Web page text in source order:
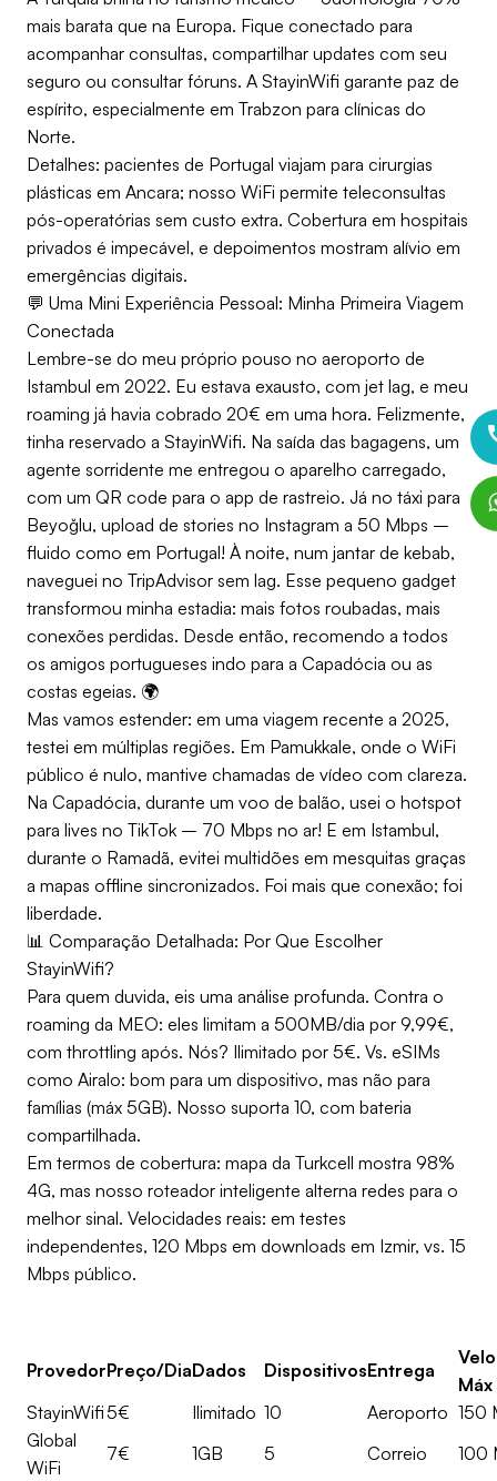
mais barata que na Europa. Fique conectado para
acompanhar consultas, compartilhar updates com seu
seguro ou consultar fóruns. A StayinWifi garante paz de
espírito, especialmente em Trabzon para clínicas do
Norte.
Detalhes: pacientes de Portugal viajam para cirurgias
plásticas em Ancara; nosso WiFi permite teleconsultas
pós-operatórias sem custo extra. Cobertura em hospitais
privados é impecável, e depoimentos mostram alívio em
emergências digitais.
💬 Uma Mini Experiência Pessoal: Minha Primeira Viagem
Conectada
Lembre-se do meu próprio pouso no aeroporto de
Istambul em 2022. Eu estava exausto, com jet lag, e meu
roaming já havia cobrado 20€ em uma hora. Felizmente,
tinha reservado a StayinWifi. Na saída das bagagens, um
agente sorridente me entregou o aparelho carregado,
com um QR code para o app de rastreio. Já no táxi para
Beyoğlu, upload de stories no Instagram a 50 Mbps –
fluido como em Portugal! À noite, num jantar de kebab,
naveguei no TripAdvisor sem lag. Esse pequeno gadget
transformou minha estadia: mais fotos roubadas, mais
conexões perdidas. Desde então, recomendo a todos
os amigos portugueses indo para a Capadócia ou as
costas egeias. 🌍
Mas vamos estender: em uma viagem recente a 2025,
testei em múltiplas regiões. Em Pamukkale, onde o WiFi
público é nulo, mantive chamadas de vídeo com clareza.
Na Capadócia, durante um voo de balão, usei o hotspot
para lives no TikTok – 70 Mbps no ar! E em Istambul,
durante o Ramadã, evitei multidões em mesquitas graças
a mapas offline sincronizados. Foi mais que conexão; foi
liberdade.
📊 Comparação Detalhada: Por Que Escolher
StayinWifi?
Para quem duvida, eis uma análise profunda. Contra o
roaming da MEO: eles limitam a 500MB/dia por 9,99€,
com throttling após. Nós? Ilimitado por 5€. Vs. eSIMs
como Airalo: bom para um dispositivo, mas não para
famílias (máx 5GB). Nosso suporta 10, com bateria
compartilhada.
Em termos de cobertura: mapa da Turkcell mostra 98%
4G, mas nosso roteador inteligente alterna redes para o
melhor sinal. Velocidades reais: em testes
independentes, 120 Mbps em downloads em Izmir, vs. 15
Mbps público.
ProvedorPreço/DiaDados DispositivosEntrega
Máx
StayinWifi 5€ Ilimitado 10 Aeroporto 150
Global
WiFi
7€ 1GB 5 Correio
100